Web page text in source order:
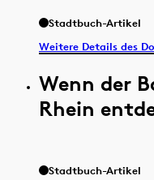
Stadtbuch-Artikel
Weitere Details des
Wenn der
Rhein
Stadtbuch-Artikel